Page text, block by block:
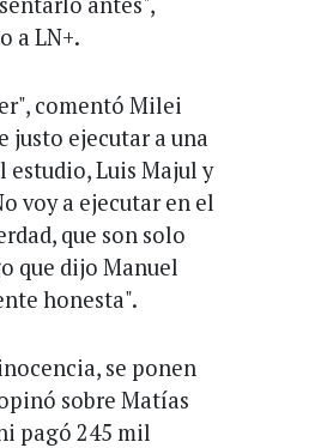
a LN+.
comentó Milei
justo ejecutar a una
estudio, Luis Majul y
voy a ejecutar en el
que son solo
que dijo Manuel
honesta".
se ponen
sobre Matías
pagó 245 mil